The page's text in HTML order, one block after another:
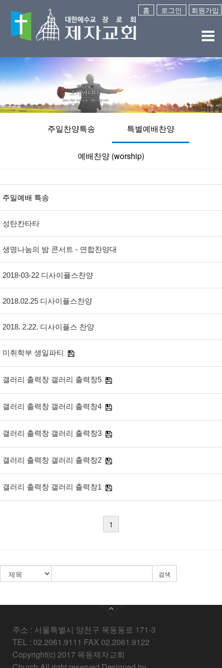
홈 로그인 회원가입
주일찬양특송 특별예배찬양
예배찬양 (worship)
주일예배 특송
성탄칸타타
생명나눔의 밤 콘서트 - 연합찬양대
2018-03-22 디사이플스찬양
2018.02.25 디사이플스찬양
2018. 2.22. 디사이플스 찬양
미취학부 생일파티
갤러리 출력창 갤러리 출력창5
갤러리 출력창 갤러리 출력창4
갤러리 출력창 갤러리 출력창3
갤러리 출력창 갤러리 출력창2
갤러리 출력창 갤러리 출력창1
1
검색
주소 : 서울특별시 양천구 목동동로 171-3
TEL : 02.2061.9111 FAX 02.2061.9122
Copyright(c) 2017 목동제자교회